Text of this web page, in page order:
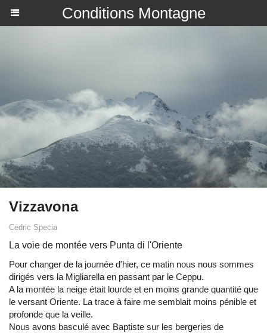
Conditions Montagne
Vizzavona
Cédric Specia
La voie de montée vers Punta di l'Oriente
Pour changer de la journée d'hier, ce matin nous nous sommes
dirigés vers la Migliarella en passant par le Ceppu.
A la montée la neige était lourde et en moins grande quantité que
le versant Oriente. La trace à faire me semblait moins pénible et
profonde que la veille.
Nous avons basculé avec Baptiste sur les bergeries de